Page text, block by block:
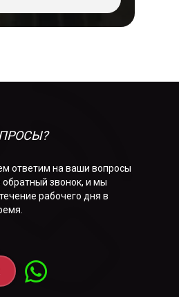
ответим на ваши вопросы
звонок, и мы
рабочего дня в